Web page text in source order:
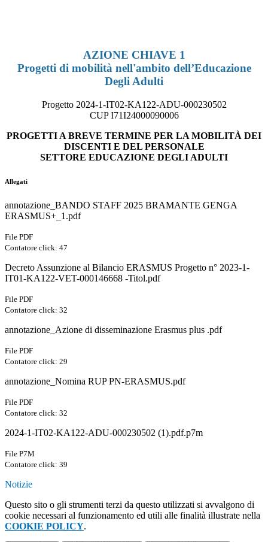
AZIONE CHIAVE 1
Progetti di mobilità nell'ambito dell’Educazione
Degli Adulti
Progetto 2024-1-IT02-KA122-ADU-000230502
CUP I71I24000090006
PROGETTI A BREVE TERMINE PER LA MOBILITÀ DEI
DISCENTI E DEL PERSONALE
SETTORE EDUCAZIONE DEGLI ADULTI
Allegati
annotazione_BANDO STAFF 2025 BRAMANTE GENGA
ERASMUS+_1.pdf
File PDF
Contatore click: 47
Decreto Assunzione al Bilancio ERASMUS Progetto n° 2023-1-
IT01-KA122-VET-000146668 -Titol.pdf
File PDF
Contatore click: 32
annotazione_Azione di disseminazione Erasmus plus .pdf
File PDF
Contatore click: 29
annotazione_Nomina RUP PN-ERASMUS.pdf
File PDF
Contatore click: 32
2024-1-IT02-KA122-ADU-000230502 (1).pdf.p7m
File P7M
Contatore click: 39
Notizie
Questo sito o gli strumenti terzi da questo utilizzati si avvalgono di
cookie necessari al funzionamento ed utili alle finalità illustrate nella
COOKIE POLICY.